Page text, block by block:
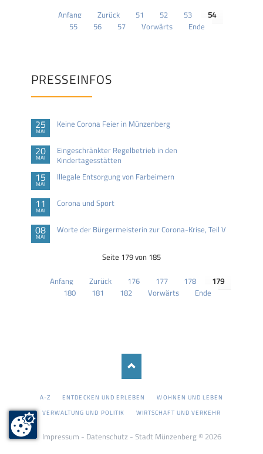
Anfang Zurück 51 52 53
54
55
56 57 Vorwärts Ende
PRESSEINFOS
25
MAI
Keine Corona Feier in Münzenberg
20
MAI
Eingeschränkter Regelbetrieb in den
Kindertagesstätten
15
MAI
Illegale Entsorgung von Farbeimern
11
MAI
Corona und Sport
08
MAI
Worte der Bürgermeisterin zur Corona-Krise, Teil V
Seite 179 von 185
Anfang Zurück 176 177 178
179
180
181 182 Vorwärts Ende
NAVIGATION
A-Z ENTDECKEN UND ERLEBEN
WOHNEN UND LEBEN
VERWALTUNG UND POLITIK
WIRTSCHAFT UND VERKEHR
Impressum - Datenschutz- Stadt Münzenberg © 2026